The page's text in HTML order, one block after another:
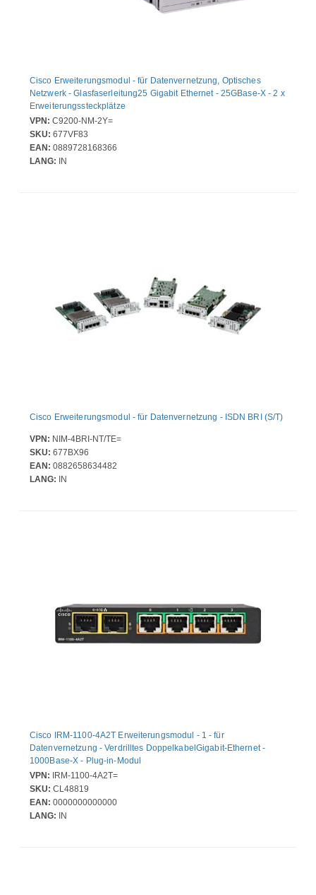
Cisco Erweiterungsmodul - für Datenvernetzung, Optisches
Netzwerk - Glasfaserleitung25 Gigabit Ethernet - 25GBase-X - 2 x
Erweiterungssteckplätze
VPN: C9200-NM-2Y=
SKU: 677VF83
EAN: 0889728168366
LANG: IN
Cisco Erweiterungsmodul - für Datenvernetzung - ISDN BRI (S/T)
VPN: NIM-4BRI-NT/TE=
SKU: 677BX96
EAN: 0882658634482
LANG: IN
Cisco IRM-1100-4A2T Erweiterungsmodul - 1 - für
Datenvernetzung - Verdrilltes DoppelkabelGigabit-Ethernet -
1000Base-X - Plug-in-Modul
VPN: IRM-1100-4A2T=
SKU: CL48819
EAN: 0000000000000
LANG: IN